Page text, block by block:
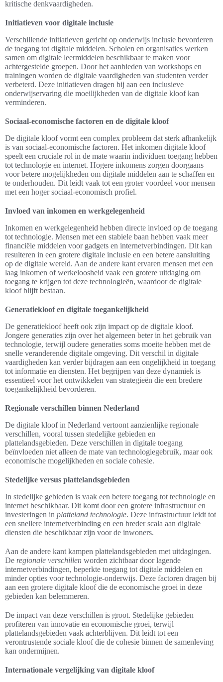
kritische denkvaardigheden.
Initiatieven voor digitale inclusie
Verschillende initiatieven gericht op onderwijs inclusie bevorderen
de toegang tot digitale middelen. Scholen en organisaties werken
samen om digitale leermiddelen beschikbaar te maken voor
achtergestelde groepen. Door het aanbieden van workshops en
trainingen worden de digitale vaardigheden van studenten verder
verbeterd. Deze initiatieven dragen bij aan een inclusieve
onderwijservaring die moeilijkheden van de digitale kloof kan
verminderen.
Sociaal-economische factoren en de digitale kloof
De digitale kloof vormt een complex probleem dat sterk afhankelijk
is van sociaal-economische factoren. Het inkomen digitale kloof
speelt een cruciale rol in de mate waarin individuen toegang hebben
tot technologie en internet. Hogere inkomens zorgen doorgaans
voor betere mogelijkheden om digitale middelen aan te schaffen en
te onderhouden. Dit leidt vaak tot een groter voordeel voor mensen
met een hoger sociaal-economisch profiel.
Invloed van inkomen en werkgelegenheid
Inkomen en werkgelegenheid hebben directe invloed op de toegang
tot technologie. Mensen met een stabiele baan hebben vaak meer
financiële middelen voor gadgets en internetverbindingen. Dit kan
resulteren in een grotere digitale inclusie en een betere aansluiting
op de digitale wereld. Aan de andere kant ervaren mensen met een
laag inkomen of werkeloosheid vaak een grotere uitdaging om
toegang te krijgen tot deze technologieën, waardoor de digitale
kloof blijft bestaan.
Generatiekloof en digitale toegankelijkheid
De generatiekloof heeft ook zijn impact op de digitale kloof.
Jongere generaties zijn over het algemeen beter in het gebruik van
technologie, terwijl oudere generaties soms moeite hebben met de
snelle veranderende digitale omgeving. Dit verschil in digitale
vaardigheden kan verder bijdragen aan een ongelijkheid in toegang
tot informatie en diensten. Het begrijpen van deze dynamiek is
essentieel voor het ontwikkelen van strategieën die een bredere
toegankelijkheid bevorderen.
Regionale verschillen binnen Nederland
De digitale kloof in Nederland vertoont aanzienlijke regionale
verschillen, vooral tussen stedelijke gebieden en
plattelandsgebieden. Deze verschillen in digitale toegang
beïnvloeden niet alleen de mate van technologiegebruik, maar ook
economische mogelijkheden en sociale cohesie.
Stedelijke versus plattelandsgebieden
In stedelijke gebieden is vaak een betere toegang tot technologie en
internet beschikbaar. Dit komt door een grotere infrastructuur en
investeringen in platteland technologie. Deze infrastructuur leidt tot
een snellere internetverbinding en een breder scala aan digitale
diensten die beschikbaar zijn voor de inwoners.
Aan de andere kant kampen plattelandsgebieden met uitdagingen.
De regionale verschillen worden zichtbaar door lagende
internetverbindingen, beperkte toegang tot digitale middelen en
minder opties voor technologie-onderwijs. Deze factoren dragen bij
aan een grotere digitale kloof die de economische groei in deze
gebieden kan belemmeren.
De impact van deze verschillen is groot. Stedelijke gebieden
profiteren van innovatie en economische groei, terwijl
plattelandsgebieden vaak achterblijven. Dit leidt tot een
verontrustende sociale kloof die de cohesie binnen de samenleving
kan ondermijnen.
Internationale vergelijking van digitale kloof